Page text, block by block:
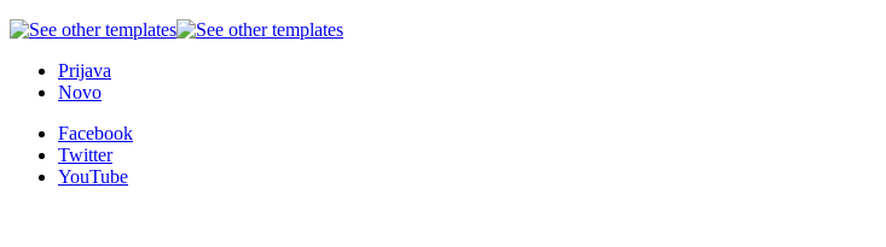
Prijava
Novo
Facebook
Twitter
YouTube